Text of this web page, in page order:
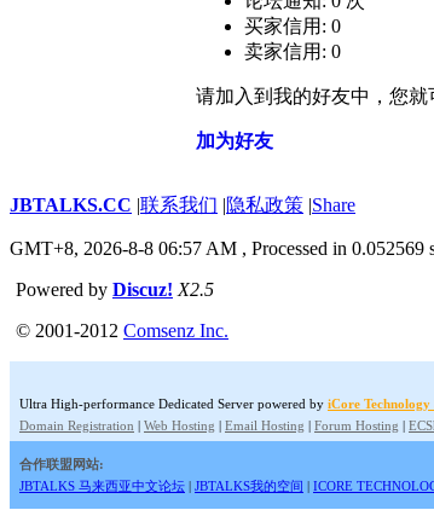
买家信用: 0
卖家信用: 0
请加入到我的好友中，您
加为好友
JBTALKS.CC |联系我们 |隐私政策 |Share
GMT+8, 2026-8-8 06:57 AM , Processed in 0.052569
Powered by Discuz! X2.5
© 2001-2012 Comsenz Inc.
Ultra High-performance Dedicated Server powered by iCore Technology
Domain Registration | Web Hosting | Email Hosting | Forum Hosting |
合作联盟网站:
JBTALKS 马来西亚中文论坛 | JBTALKS我的空间 | ICORE